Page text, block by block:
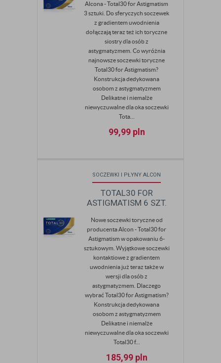
Alcona - Total30 for Astigmatism
3 sztuki. Do sferyczych soczewek
z gradientem uwodnienia
dołączają teraz też ich toryczne
siostry dla osób z
astygmatyzmem. Co wyróżnia
najnowsze soczewki toryczne
Total30 for Astigmatism?
Konstrukcja dedykowana
osobom z astygmatyzmem
Delikatne i niemalże
niewyczuwalne dla oka soczewki
Tota...
99,99 pln
SOCZEWKI I PŁYNY ALCON
TOTAL30 FOR
ASTIGMATISM 6 SZT.
Nowe soczewki toryczne od
producenta Alcon - Total30 for
Astigmatism w opakowaniu 6-
sztukowym. Wyjątkowe soczewki
kontaktiowe z gradientem
uwodnienia już teraz także w
wersji dla osób z
astygmatyzmem. Dlaczego
wybrać Total30 for Astigmatism?
Konstrukcja dedykowana
osobom z astygmatyzmem
Delikatne i niemalże
niewyczuwalne dla oka soczewki
Total30 f...
185,99 pln